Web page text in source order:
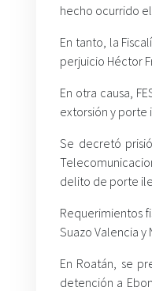
hecho ocurrido
En tanto, la
perjuicio Héctor
En otra causa,
extorsión y porte
Se decretó
delito de porte
Requerimientos
Suazo Valencia
En Roatán, se
detención a